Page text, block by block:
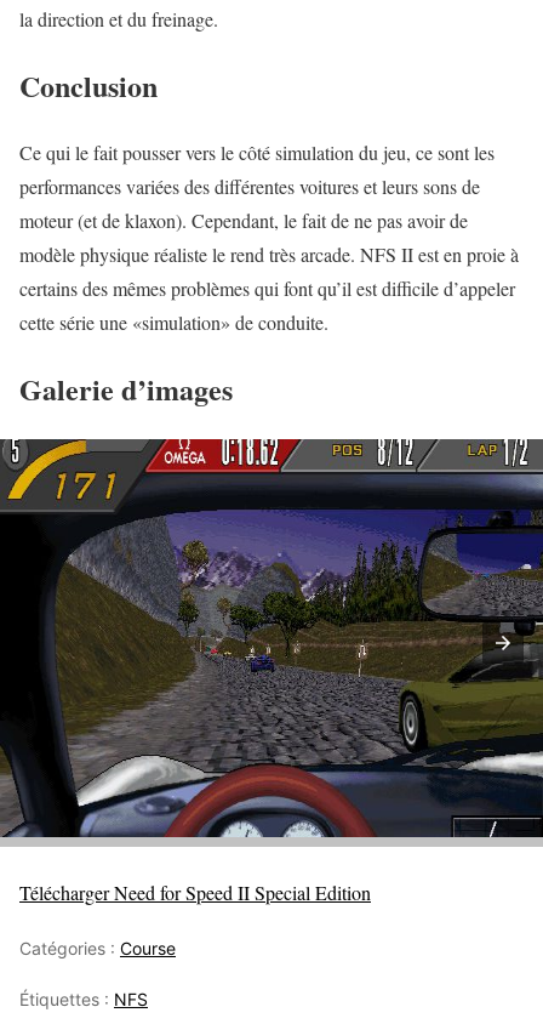
la direction et du freinage.
Conclusion
Ce qui le fait pousser vers le côté simulation du jeu, ce sont les
performances variées des différentes voitures et leurs sons de
moteur (et de klaxon). Cependant, le fait de ne pas avoir de
modèle physique réaliste le rend très arcade. NFS II est en proie à
certains des mêmes problèmes qui font qu’il est difficile d’appeler
cette série une «simulation» de conduite.
Galerie d’images
Télécharger Need for Speed II Special Edition
Catégories : Course
Étiquettes : NFS